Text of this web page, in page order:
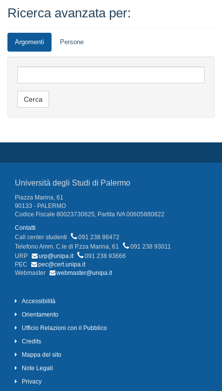
Ricerca avanzata per:
Argomenti Persone
Università degli Studi di Palermo
Piazza Marina, 61
90133 - PALERMO
Codice Fiscale 80023730825, Partita IVA 00605880822
Contatti
Call center studenti
091 238 86472
Telefono Amm. C.le di P.zza Marina, 61
091 238 93011
URP
urp@unipa.it
091 238 93666
PEC
pec@cert.unipa.it
Webmaster
webmaster@unipa.it
Accessibilità
Orientamento
Ufficio Relazioni con il Pubblico
Credits
Mappa del sito
Note Legali
Privacy